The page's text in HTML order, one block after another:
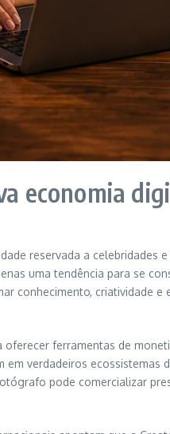
economia
reservada a celebridades
uma tendência para se
conhecimento, criatividade
ferramentas de
verdadeiros
pode comercializar